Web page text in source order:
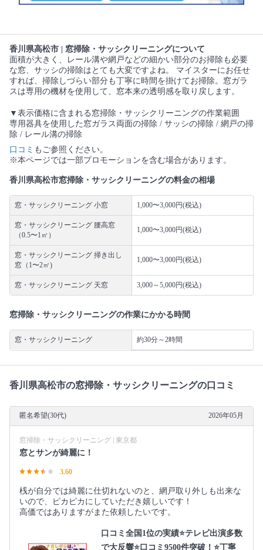
香川県高松市 | 窓掃除・サッシクリーニングについて
面積が大きく、レール溝や網戸などの細かい部分のお掃除も必要
な窓、サッシの掃除はとても大変ですよね。 マイスターにお任せ
すれば、掃除しづらい部分も丁寧に時間を掛けてお掃除。窓ガラ
スは専用の機材を使用して、窓本来の透明感を取り戻します。
▼表示価格に含まれる窓掃除・サッシクリーニングの作業範囲
専用器具を使用した窓ガラス両面の掃除 / サッシの掃除 / 網戸の掃
除 / レール溝の掃除
口コミ もご参照ください。
※本ページでは一部プロモーションを含む場合があります。
香川県高松市窓掃除・サッシクリーニングの料金の相場
窓・サッシクリーニング 小窓 1,000〜3,000円(税込)
窓・サッシクリーニング 腰高窓
（0.5〜1㎡）
1,000〜3,000円(税込)
窓・サッシクリーニング 掃き出し
窓（1〜2㎡)
1,000〜3,000円(税込)
窓・サッシクリーニング 天窓 3,000～5,000円(税込)
窓掃除・サッシクリーニングの作業にかかる時間
窓・サッシクリーニング 約30分～2時間
香川県高松市の窓掃除・サッシクリーニングの口コミ
匿名希望(30代) 2026年05月
窓掃除・サッシクリーニング | 東京都
窓とサンが綺麗に！
3.60
桟が自分では綺麗に仕切れないのと、網戸取り外しも出来な
いので、ピカピカにしていただき嬉しいです！
高価ではありますがまた依頼したいです。
口コミ全国1位の実績⭐テレビ出演多数
で大反響⭐口コミ9500件突破！⭐丁寧